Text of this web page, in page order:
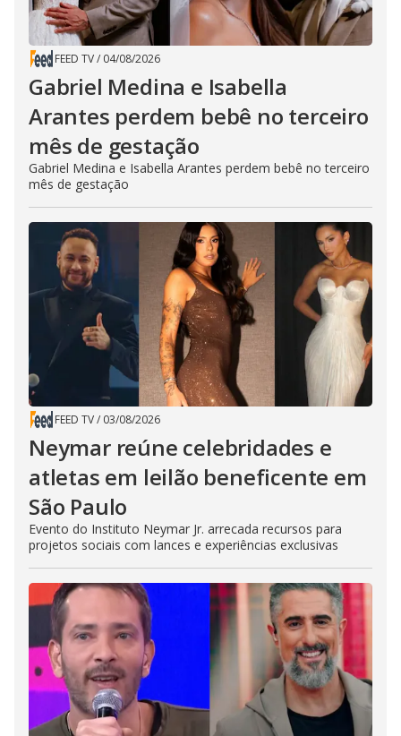
FEED TV/ 04/08/2026
Gabriel Medina e Isabella
Arantes perdem bebê no terceiro
mês de gestação
Gabriel Medina e Isabella Arantes perdem bebê no terceiro
mês de gestação
FEED TV/ 03/08/2026
Neymar reúne celebridades e
atletas em leilão beneficente em
São Paulo
Evento do Instituto Neymar Jr. arrecada recursos para
projetos sociais com lances e experiências exclusivas